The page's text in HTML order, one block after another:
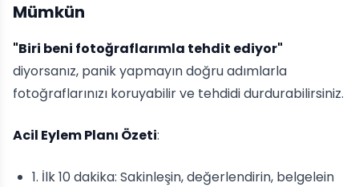
Mümkün
"Biri beni fotoğraflarımla tehdit ediyor"
diyorsanız, panik yapmayın doğru adımlarla
fotoğraflarınızı koruyabilir ve tehdidi durdurabilirsiniz.
Acil Eylem Planı Özeti:
1. İlk 10 dakika: Sakinleşin, değerlendirin, belgelein